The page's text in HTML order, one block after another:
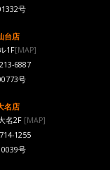
号
台店
1F[MAP]
6887
号
名店
名2F [MAP]
1255
号